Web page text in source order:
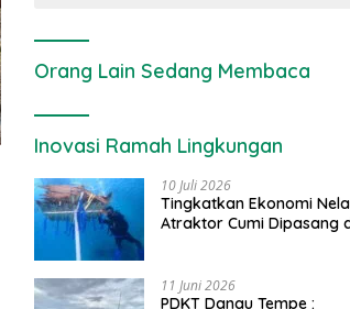
Orang Lain Sedang Membaca
Inovasi Ramah Lingkungan
10 Juli 2026
Tingkatkan Ekonomi
Atraktor Cumi Dipasang
11 Juni 2026
PDKT Danau Tempe :